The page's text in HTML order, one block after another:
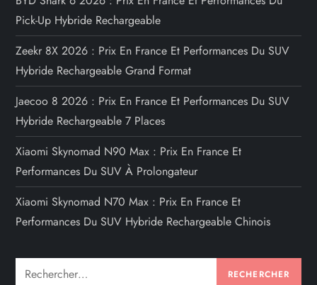
Pick-Up Hybride Rechargeable
Zeekr 8X 2026 : Prix En France Et Performances Du SUV
Hybride Rechargeable Grand Format
Jaecoo 8 2026 : Prix En France Et Performances Du SUV
Hybride Rechargeable 7 Places
Xiaomi Skynomad N90 Max : Prix En France Et
Performances Du SUV À Prolongateur
Xiaomi Skynomad N70 Max : Prix En France Et
Performances Du SUV Hybride Rechargeable Chinois
Rechercher :